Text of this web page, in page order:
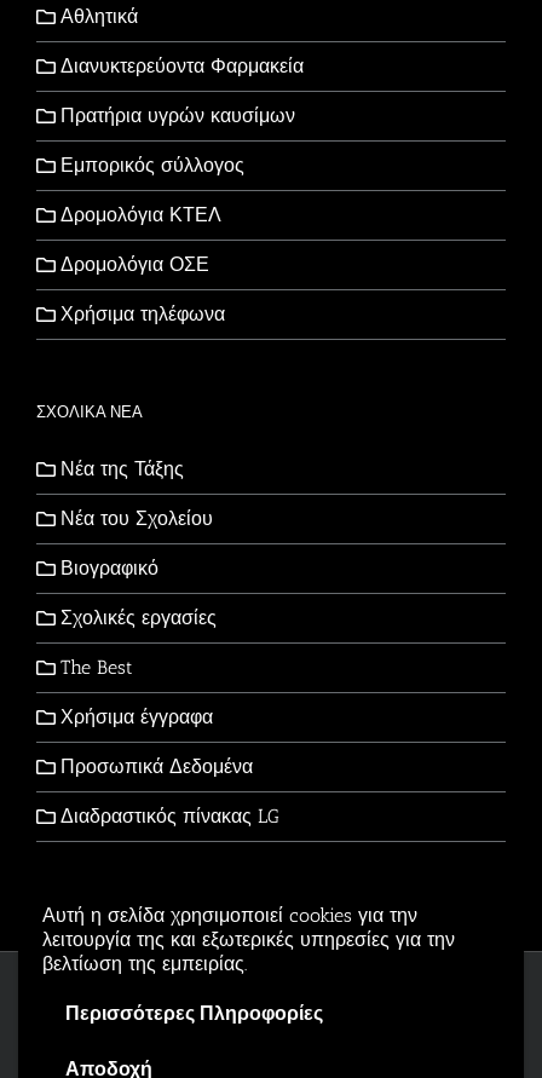
Αυτή η σελίδα χρησιμοποιεί cookies για την
λειτουργία της και εξωτερικές υπηρεσίες για την
βελτίωση της εμπειρίας.
Περισσότερες Πληροφορίες
Αποδοχή
Αθλητικά
Διανυκτερεύοντα Φαρμακεία
Πρατήρια υγρών καυσίμων
Εμπορικός σύλλογος
Δρομολόγια ΚΤΕΛ
Δρομολόγια ΟΣΕ
Χρήσιμα τηλέφωνα
ΣΧΟΛΙΚΑ ΝΕΑ
Νέα της Τάξης
Νέα του Σχολείου
Βιογραφικό
Σχολικές εργασίες
The Best
Χρήσιμα έγγραφα
Προσωπικά Δεδομένα
Διαδραστικός πίνακας LG
Αρβανιτίδης Θεόδωρος Powered by